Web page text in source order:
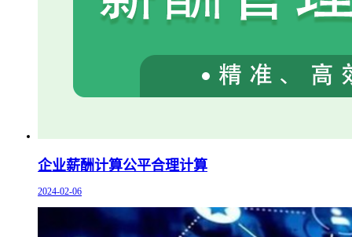
企业薪酬计算公平合理计算
2024-02-06